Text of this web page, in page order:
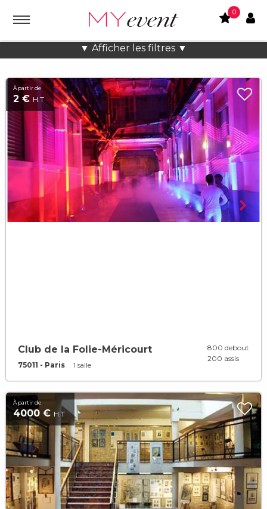
0
▼ Afficher les filtres ▼
Pop up store à Paris
À partir de
2 € H.T
Club de la Folie-Méricourt
75011 - Paris 1 salle
800 debout
200 assis
À partir de
4000 € H.T